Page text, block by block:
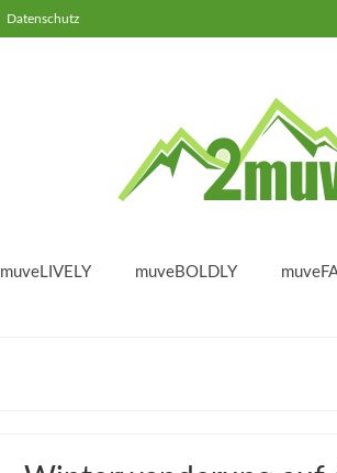
Datenschutz
muveLIVELY muveBOLDLY